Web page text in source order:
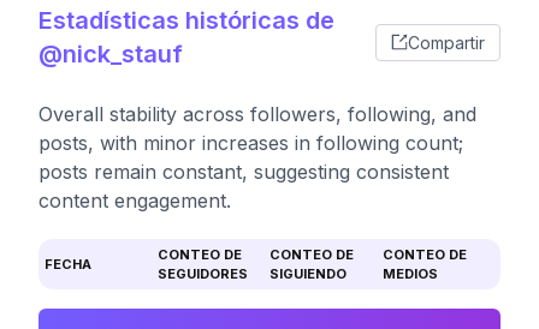
Estadísticas históricas de
@nick_stauf
Compartir
Overall stability across followers, following, and
posts, with minor increases in following count;
posts remain constant, suggesting consistent
content engagement.
FECHA
CONTEO DE
SEGUIDORES
CONTEO DE
SIGUIENDO
CONTEO DE
MEDIOS